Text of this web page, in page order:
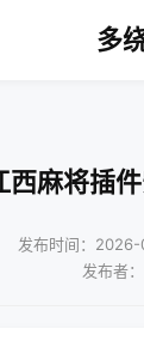
多
西麻将插
发布时间：
发布者